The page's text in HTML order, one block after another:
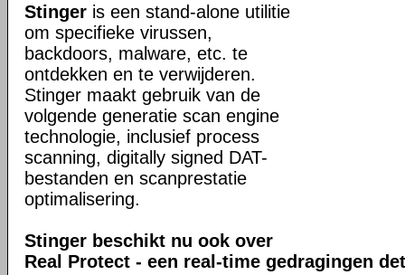
Stinger is een stand-alone utilitie
om specifieke virussen,
backdoors, malware, etc. te
ontdekken en te verwijderen.
Stinger maakt gebruik van de
volgende generatie scan engine
technologie, inclusief process
scanning, digitally signed DAT-
bestanden en scanprestatie
optimalisering.
Stinger beschikt nu ook over
Real Protect - een real-time gedragingen